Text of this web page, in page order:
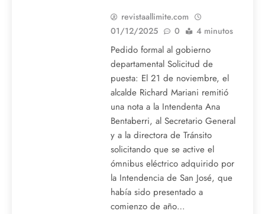
revistaallimite.com
01/12/2025
0 4 minutos
Pedido formal al gobierno
departamental Solicitud de
puesta: El 21 de noviembre, el
alcalde Richard Mariani remitió
una nota a la Intendenta Ana
Bentaberri, al Secretario General
y a la directora de Tránsito
solicitando que se active el
ómnibus eléctrico adquirido por
la Intendencia de San José, que
había sido presentado a
comienzo de año…